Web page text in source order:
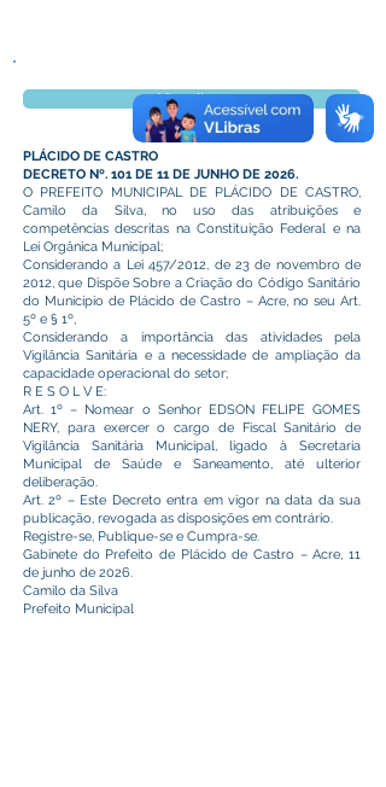
Visualizar
PLÁCIDO DE CASTRO
DECRETO Nº. 101 DE 11 DE JUNHO DE 2026.
O PREFEITO MUNICIPAL DE PLÁCIDO DE CASTRO,
Camilo da Silva, no uso das atribuições e
competências descritas na Constituição Federal e na
Lei Orgânica Municipal;
Considerando a Lei 457/2012, de 23 de novembro de
2012, que Dispõe Sobre a Criação do Código Sanitário
do Município de Plácido de Castro – Acre, no seu Art.
5º e § 1º,
Considerando a importância das atividades pela
Vigilância Sanitária e a necessidade de ampliação da
capacidade operacional do setor;
R E S O L V E:
Art. 1º – Nomear o Senhor EDSON FELIPE GOMES
NERY, para exercer o cargo de Fiscal Sanitário de
Vigilância Sanitária Municipal, ligado à Secretaria
Municipal de Saúde e Saneamento, até ulterior
deliberação.
Art. 2º – Este Decreto entra em vigor na data da sua
publicação, revogada as disposições em contrário.
Registre-se, Publique-se e Cumpra-se.
Gabinete do Prefeito de Plácido de Castro – Acre, 11
de junho de 2026.
Camilo da Silva
Prefeito Municipal